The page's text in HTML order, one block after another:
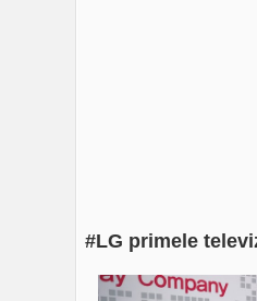
#LG primele